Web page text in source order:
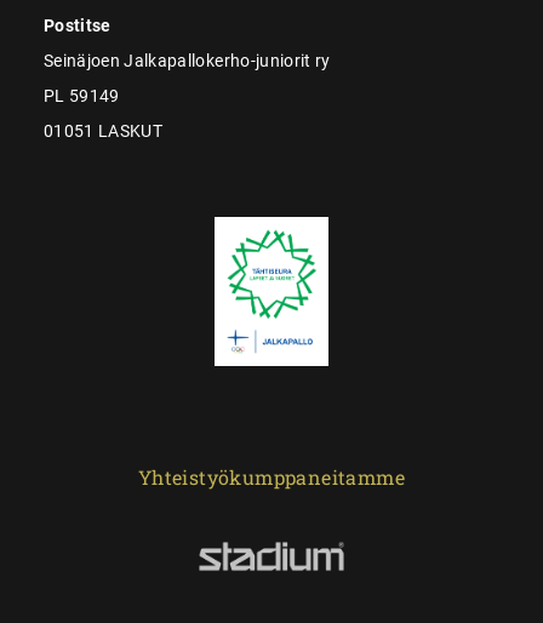
Postitse
Seinäjoen Jalkapallokerho-juniorit ry
PL 59149
01051 LASKUT
Yhteistyökumppaneitamme